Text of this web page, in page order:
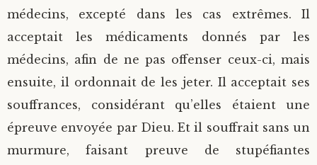
médecins, excepté dans les cas extrêmes. Il
acceptait les médicaments donnés par les
médecins, afin de ne pas offenser ceux-ci, mais
ensuite, il ordonnait de les jeter. Il acceptait ses
souffrances, considérant qu’elles étaient une
épreuve envoyée par Dieu. Et il souffrait sans un
murmure, faisant preuve de stupéfiantes